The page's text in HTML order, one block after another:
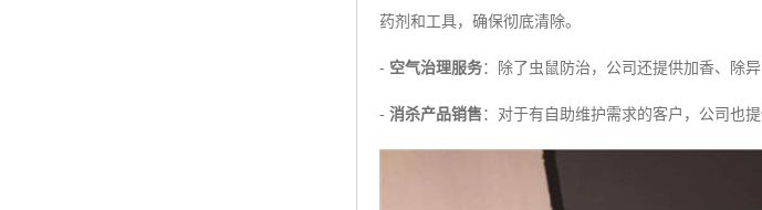
药剂和工具，确保彻底清除。
- 空气治理服务：除了虫鼠防治，公司还提供加香、除
- 消杀产品销售：对于有自助维护需求的客户，公司也